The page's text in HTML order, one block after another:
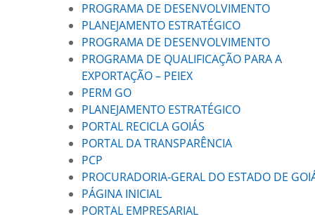
PROGRAMA DE DESENVOLVIMENTO
PLANEJAMENTO ESTRATÉGICO
PROGRAMA DE DESENVOLVIMENTO
PROGRAMA DE QUALIFICAÇÃO PARA A
EXPORTAÇÃO – PEIEX
PERM GO
PLANEJAMENTO ESTRATÉGICO
PORTAL RECICLA GOIÁS
PORTAL DA TRANSPARÊNCIA
PCP
PROCURADORIA-GERAL DO ESTADO DE
PÁGINA INICIAL
PORTAL EMPRESARIAL